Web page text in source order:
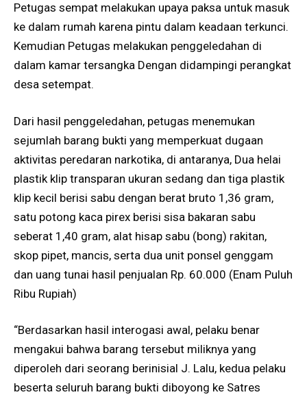
Petugas sempat melakukan upaya paksa untuk masuk
ke dalam rumah karena pintu dalam keadaan terkunci.
Kemudian Petugas melakukan penggeledahan di
dalam kamar tersangka Dengan didampingi perangkat
desa setempat.
Dari hasil penggeledahan, petugas menemukan
sejumlah barang bukti yang memperkuat dugaan
aktivitas peredaran narkotika, di antaranya, Dua helai
plastik klip transparan ukuran sedang dan tiga plastik
klip kecil berisi sabu dengan berat bruto 1,36 gram,
satu potong kaca pirex berisi sisa bakaran sabu
seberat 1,40 gram, alat hisap sabu (bong) rakitan,
skop pipet, mancis, serta dua unit ponsel genggam
dan uang tunai hasil penjualan Rp. 60.000 (Enam Puluh
Ribu Rupiah)
“Berdasarkan hasil interogasi awal, pelaku benar
mengakui bahwa barang tersebut miliknya yang
diperoleh dari seorang berinisial J. Lalu, kedua pelaku
beserta seluruh barang bukti diboyong ke Satres